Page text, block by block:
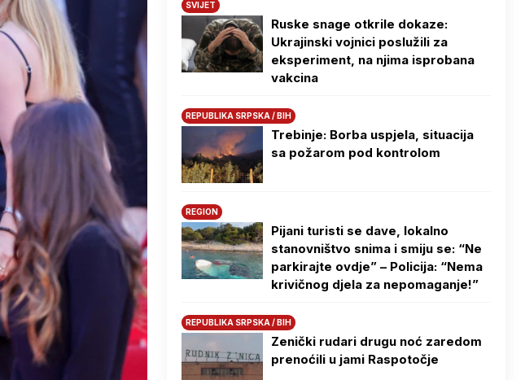
SVIJET
Ruske snage otkrile dokaze:
Ukrajinski vojnici poslužili za
eksperiment, na njima isprobana
vakcina
REPUBLIKA SRPSKA / BIH
Trebinje: Borba uspjela, situacija
sa požarom pod kontrolom
REGION
Pijani turisti se dave, lokalno
stanovništvo snima i smiju se: “Ne
parkirajte ovdje” – Policija: “Nema
krivičnog djela za nepomaganje!”
REPUBLIKA SRPSKA / BIH
Zenički rudari drugu noć zaredom
prenoćili u jami Raspotočje